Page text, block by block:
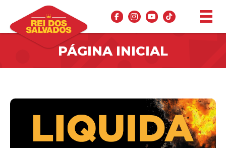
PÁGINA INICIAL